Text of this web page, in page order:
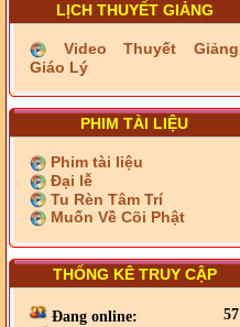
LỊCH THUYẾT GIẢNG
Video Thuyết Giảng
Giáo Lý
PHIM TÀI LIỆU
Phim tài liệu
Đại lễ
Tu Rèn Tâm Trí
Muốn Về Cõi Phật
THỐNG KÊ TRUY CẬP
Đang online:
57